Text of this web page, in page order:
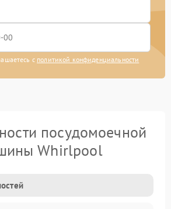
с политикой конфиденциальности
посудомоечной
Whirlpool